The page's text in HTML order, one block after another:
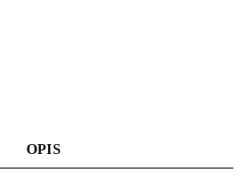
OPIS